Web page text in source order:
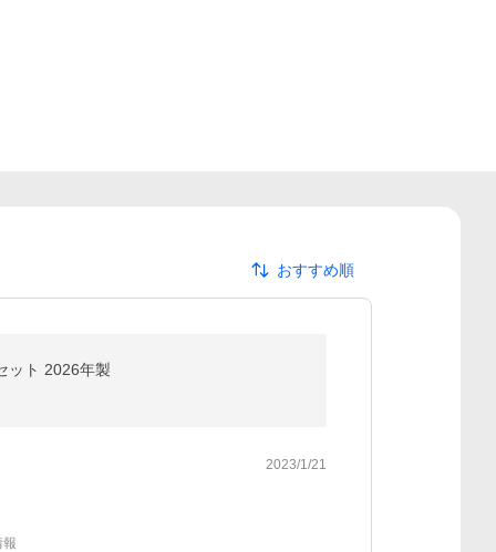
おすすめ順
ット 2026年製
2023/1/21
報